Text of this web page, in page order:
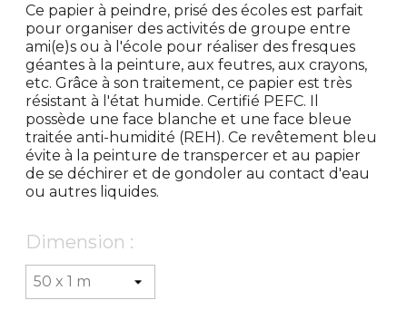
Ce papier à peindre, prisé des écoles est parfait
pour organiser des activités de groupe entre
ami(e)s ou à l'école pour réaliser des fresques
géantes à la peinture, aux feutres, aux crayons,
etc. Grâce à son traitement, ce papier est très
résistant à l'état humide. Certifié PEFC. Il
possède une face blanche et une face bleue
traitée anti-humidité (REH). Ce revêtement bleu
évite à la peinture de transpercer et au papier
de se déchirer et de gondoler au contact d'eau
ou autres liquides.
Dimension :